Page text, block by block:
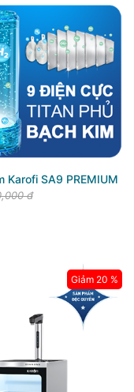
Karofi SA9 PREMIUM
đ
Giảm 20 %